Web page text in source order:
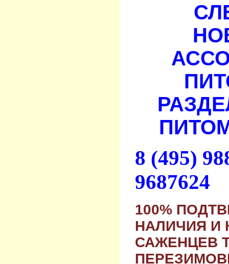
8 (495)
9687624
100%
НАЛИЧИЯ И
САЖЕНЦЕВ